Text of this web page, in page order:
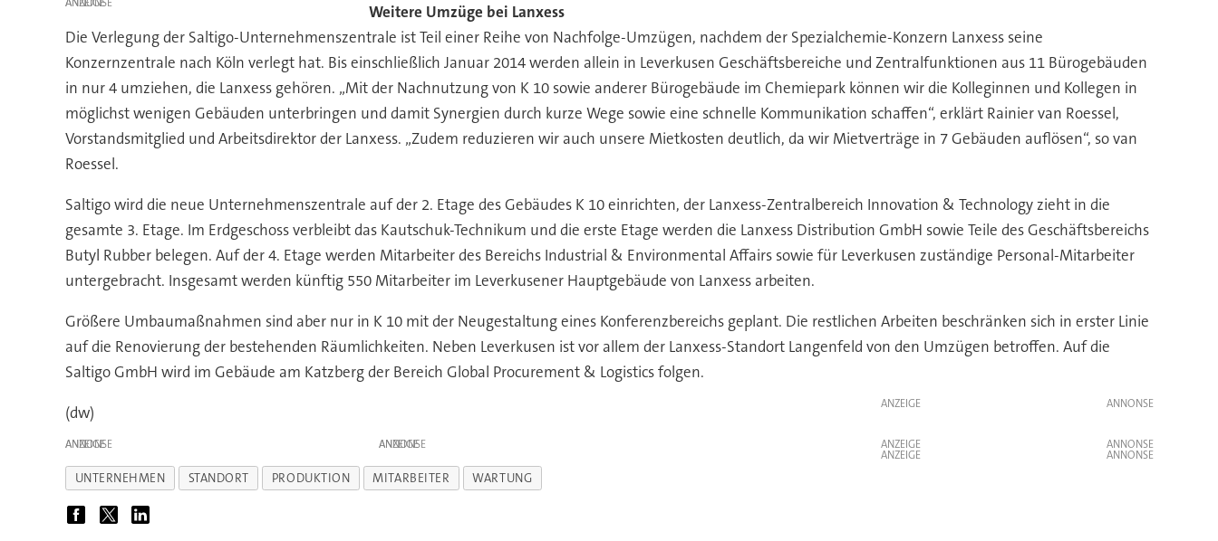
Weitere Umzüge bei Lanxess
Die Verlegung der Saltigo-Unternehmenszentrale ist Teil einer Reihe von Nachfolge-Umzügen, nachdem der Spezialchemie-Konzern Lanxess seine
Konzernzentrale nach Köln verlegt hat. Bis einschließlich Januar 2014 werden allein in Leverkusen Geschäftsbereiche und Zentralfunktionen aus 11 Bürogebäuden
in nur 4 umziehen, die Lanxess gehören. „Mit der Nachnutzung von K 10 sowie anderer Bürogebäude im Chemiepark können wir die Kolleginnen und Kollegen in
möglichst wenigen Gebäuden unterbringen und damit Synergien durch kurze Wege sowie eine schnelle Kommunikation schaffen“, erklärt Rainier van Roessel,
Vorstandsmitglied und Arbeitsdirektor der Lanxess. „Zudem reduzieren wir auch unsere Mietkosten deutlich, da wir Mietverträge in 7 Gebäuden auflösen“, so van
Roessel.
Saltigo wird die neue Unternehmenszentrale auf der 2. Etage des Gebäudes K 10 einrichten, der Lanxess-Zentralbereich Innovation & Technology zieht in die
gesamte 3. Etage. Im Erdgeschoss verbleibt das Kautschuk-Technikum und die erste Etage werden die Lanxess Distribution GmbH sowie Teile des Geschäftsbereichs
Butyl Rubber belegen. Auf der 4. Etage werden Mitarbeiter des Bereichs Industrial & Environmental Affairs sowie für Leverkusen zuständige Personal-Mitarbeiter
untergebracht. Insgesamt werden künftig 550 Mitarbeiter im Leverkusener Hauptgebäude von Lanxess arbeiten.
Größere Umbaumaßnahmen sind aber nur in K 10 mit der Neugestaltung eines Konferenzbereichs geplant. Die restlichen Arbeiten beschränken sich in erster Linie
auf die Renovierung der bestehenden Räumlichkeiten. Neben Leverkusen ist vor allem der Lanxess-Standort Langenfeld von den Umzügen betroffen. Auf die
Saltigo GmbH wird im Gebäude am Katzberg der Bereich Global Procurement & Logistics folgen.
ANZEIGE
(dw)
ANZEIGE ANZEIGE
ANZEIGE
ANZEIGE
UNTERNEHMEN STANDORT PRODUKTION MITARBEITER WARTUNG